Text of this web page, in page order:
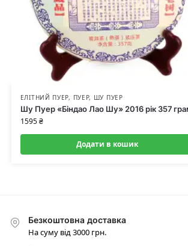
ЕЛІТНИЙ ПУЕР, ПУЕР, ШУ ПУЕР
Шу Пуер «Біндао Лао Шу» 2016 рік 357
1595₴
Додати в кошик
Безкоштовна доставка
На суму від 3000 грн.